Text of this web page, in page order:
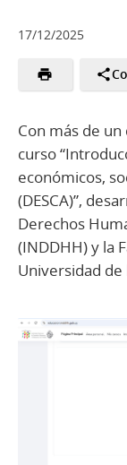
17/12/2025
Con más de
curso
económicos,
(DESCA)”,
Derechos
(INDDHH) y la
Universidad de